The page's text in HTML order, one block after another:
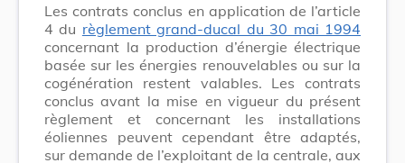
Les contrats conclus en application de l’article
4 du règlement grand-ducal du 30 mai 1994
concernant la production d’énergie électrique
basée sur les énergies renouvelables ou sur la
cogénération restent valables. Les contrats
conclus avant la mise en vigueur du présent
règlement et concernant les installations
éoliennes peuvent cependant être adaptés,
sur demande de l’exploitant de la centrale, aux